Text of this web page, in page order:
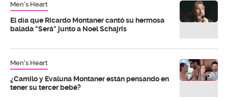
Men's Heart
El día que Ricardo Montaner cantó su hermosa
balada "Será" junto a Noel Schajris
Men's Heart
¿Camilo y Evaluna Montaner están pensando en
tener su tercer bebé?